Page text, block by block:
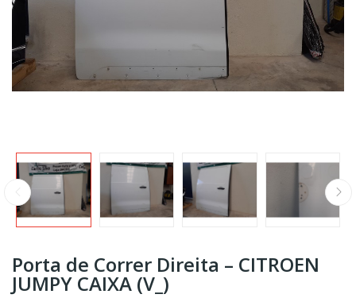
Porta de Correr Direita – CITROEN
JUMPY CAIXA (V_)